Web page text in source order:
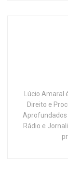
Lúcio
Direito e
Aprofundados
Rádio e